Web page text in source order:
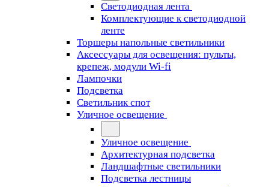
Светодиодная лента
Комплектующие к светодиодной
ленте
Торшеры напольные светильники
Аксессуары для освещения: пульты,
крепеж, модули Wi-fi
Лампочки
Подсветка
Светильник спот
Уличное освещение
Уличное освещение
Архитектурная подсветка
Ландшафтные светильники
Подсветка лестницы